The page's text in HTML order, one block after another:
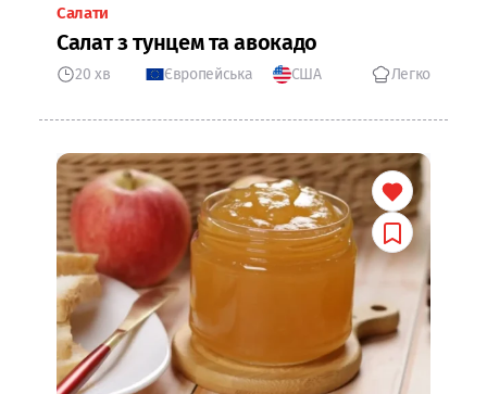
Салати
Салат з тунцем та авокадо
20 хв Європейська США Легко